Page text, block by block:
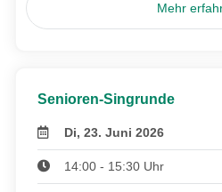
Mehr
Senioren-Singrunde
Di, 23. Juni 2026
14:00 - 15:30 Uhr